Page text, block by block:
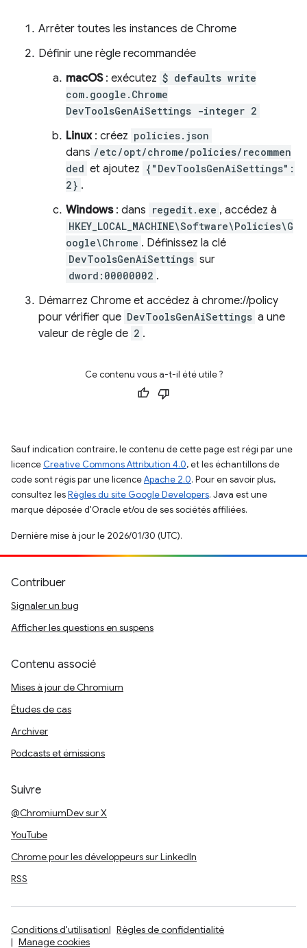
Arrêter toutes les instances de Chrome
Définir une règle recommandée
macOS: exécutez $ defaults write
com.google.Chrome
DevToolsGenAiSettings -integer 2
Linux: créez policies.json
dans /etc/opt/chrome/policies/recommen
ded et ajoutez {"DevToolsGenAiSettings":
2} .
Windows: dans regedit.exe , accédez à
HKEY_LOCAL_MACHINE\Software\Policies\G
oogle\Chrome . Définissez la clé
DevToolsGenAiSettings sur
dword:00000002 .
Démarrez Chrome et accédez à chrome://policy
pour vérifier que DevToolsGenAiSettings a une
valeur de règle de 2 .
Ce contenu vous a-t-il été utile ?
Sauf indication contraire, le contenu de cette page est régi par une
licence Creative Commons Attribution 4.0, et les échantillons de
code sont régis par une licenceApache 2.0. Pour en savoir plus,
consultez lesRègles du site Google Developers. Java est une
marque déposée d'Oracle et/ou de ses sociétés affiliées.
Dernière mise à jour le 2026/01/30 (UTC).
Contribuer
Signaler un bug
Afficher les questions en suspens
Contenu associé
Mises à jour de Chromium
Études de cas
Archiver
Podcasts et émissions
Suivre
@ChromiumDev sur X
YouTube
Chrome pour les développeurs sur LinkedIn
RSS
Conditions d'utilisation
Règles de confidentialité
Manage cookies